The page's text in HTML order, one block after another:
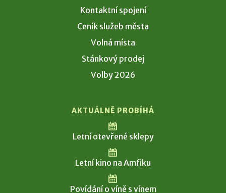
Kontaktní spojení
Ceník služeb města
Volná místa
Stánkový prodej
Volby 2026
AKTUÁLNĚ PROBÍHÁ
Letní otevřené sklepy
Letní kino na Amfiku
Povídání o víně s vínem